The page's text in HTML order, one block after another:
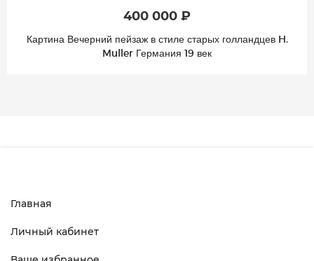
400 000 ₽
Картина Вечерний пейзаж в стиле старых голландцев H.
Muller Германия 19 век
Главная
Личный кабинет